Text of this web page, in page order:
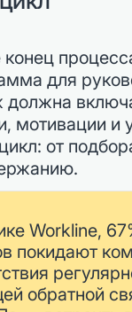
для
должна
мотивации и
от
Workline,
покидают
обратной